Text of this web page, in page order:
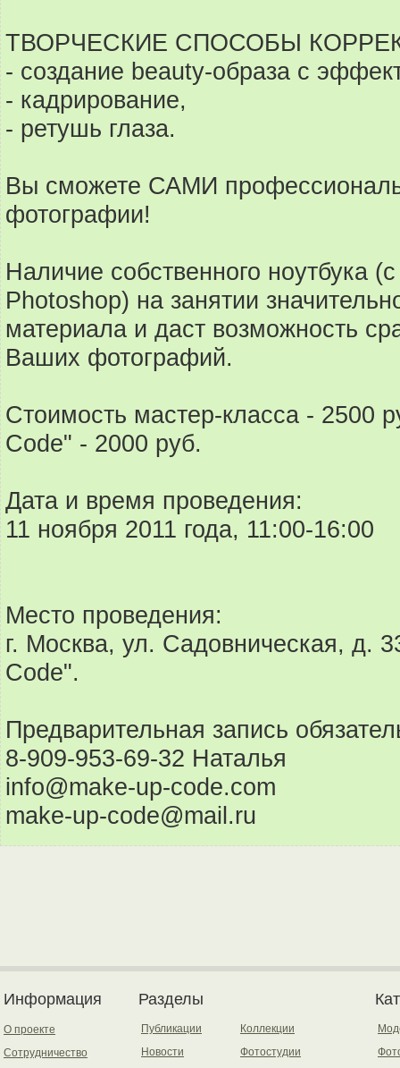
ТВОРЧЕСКИЕ СПОСОБЫ
- создание beauty-образа с
- кадрирование,
- ретушь глаза.
Вы сможете САМИ
фотографии!
Наличие собственного ноутбука
Photoshop) на занятии
материала и даст возможность
Ваших фотографий.
Стоимость мастер-класса - 2500
Code" - 2000 руб.
Дата и время проведения:
11 ноября 2011 года, 11:00-16:00
Место проведения:
г. Москва, ул. Садовническая, д.
Code".
Предварительная запись
8-909-953-69-32 Наталья
info@make-up-code.com
make-up-code@mail.ru
Информация
О проекте
Сотрудничество
Разделы
Публикации
Новости
Коллекции
Фотостудии